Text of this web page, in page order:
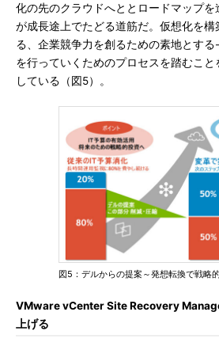
化の先のクラウドへととロードマップ
が成長途上でたどる道筋だ。仮想化を
る、企業競争力を創るための素地とす
を行っていくためのプロセスを踏むこ
している（図5）。
図5：デルからの提案～発想転換で戦略
VMware vCenter Site Recovery
上げる